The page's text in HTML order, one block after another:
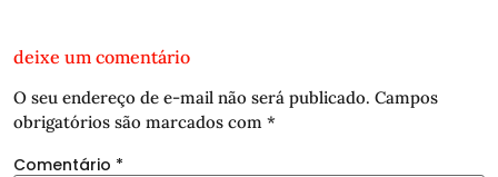
deixe um comentário
O seu endereço de e-mail não será publicado. Campos
obrigatórios são marcados com *
Comentário *